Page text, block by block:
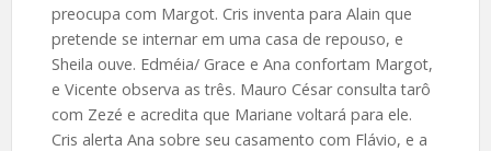
preocupa com Margot. Cris inventa para Alain que
pretende se internar em uma casa de repouso, e
Sheila ouve. Edméia/ Grace e Ana confortam Margot,
e Vicente observa as três. Mauro César consulta tarô
com Zezé e acredita que Mariane voltará para ele.
Cris alerta Ana sobre seu casamento com Flávio, e a